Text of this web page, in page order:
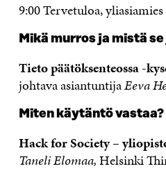
9:00 Tervetuloa, yliasiamies
Mikä murros ja mistä
Tieto päätöksenteossa -
johtava asiantuntijaEeva
Miten käytäntö vastaa?
Hack for Society –
Taneli Elomaa,Helsinki